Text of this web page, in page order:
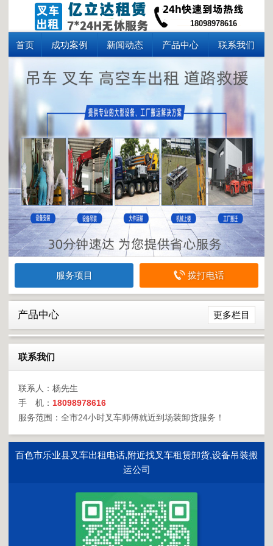
18098978616
首页 成功案例 新闻动态 产品中心 联系我们
服务项目 拨打电话
更多栏目
产品中心
联系我们
联系人：杨先生
手 机： 18098978616
服务范围：全市24小时叉车师傅就近到场装卸货服务！
百色市乐业县叉车出租电话,附近找叉车租赁卸货,设备吊装搬
运公司